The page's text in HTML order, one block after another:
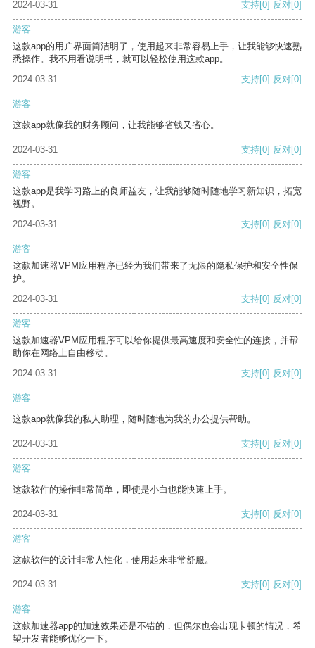
2024-03-31 支持[0] 反对[0]
游客
这款app的用户界面简洁明了，使用起来非常容易上手，让我能够快速熟
悉操作。我不用看说明书，就可以轻松使用这款app。
2024-03-31
支持[0] 反对[0]
游客
这款app就像我的财务顾问，让我能够省钱又省心。
2024-03-31 支持[0] 反对[0]
游客
这款app是我学习路上的良师益友，让我能够随时随地学习新知识，拓宽
视野。
2024-03-31
支持[0] 反对[0]
游客
这款加速器VPM应用程序已经为我们带来了无限的隐私保护和安全性保
护。
2024-03-31
支持[0] 反对[0]
游客
这款加速器VPM应用程序可以给你提供最高速度和安全性的连接，并帮
助你在网络上自由移动。
2024-03-31
支持[0] 反对[0]
游客
这款app就像我的私人助理，随时随地为我的办公提供帮助。
2024-03-31 支持[0] 反对[0]
游客
这款软件的操作非常简单，即使是小白也能快速上手。
2024-03-31 支持[0] 反对[0]
游客
这款软件的设计非常人性化，使用起来非常舒服。
2024-03-31 支持[0] 反对[0]
游客
这款加速器app的加速效果还是不错的，但偶尔也会出现卡顿的情况，希
望开发者能够优化一下。